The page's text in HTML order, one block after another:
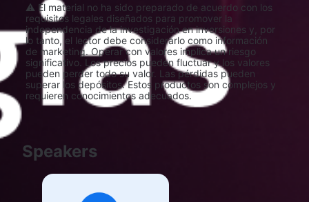
⚠️ El material no ha sido preparado de acuerdo con los
requisitos legales diseñados para promover la
independencia de la investigación en inversiones y, por
lo tanto, el lector debe considerarlo como información
de marketing. Operar con valores implica un riesgo
significativo. Los precios pueden fluctuar y los valores
pueden perder todo su valor. Las pérdidas pueden
superar los depósitos. Estos productos son complejos y
requieren conocimientos adecuados.
Speakers